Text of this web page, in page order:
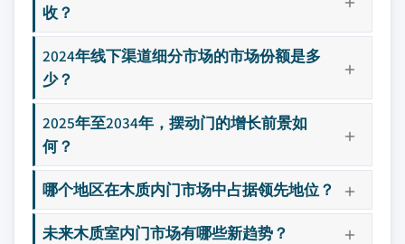
收？
2024年线下渠道细分市场的市场份额是多
少？
2025年至2034年，摆动门的增长前景如
何？
哪个地区在木质内门市场中占据领先地位？
未来木质室内门市场有哪些新趋势？